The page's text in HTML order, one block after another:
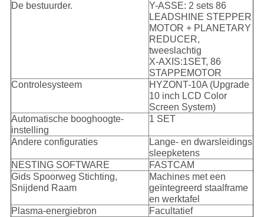
De bestuurder.
Y-ASSE: 2 sets 86
LEADSHINE STEPPER
MOTOR + PLANETARY
REDUCER,
tweeslachtig
X-AXIS:1SET, 86
STAPPEMOTOR
Controlesysteem
HYZONT-10A (Upgrade
10 inch LCD Color
Screen System)
Automatische booghoogte-
instelling
1 SET
Andere configuraties
Lange- en dwarsleidings
sleepketens
NESTING SOFTWARE
FASTCAM
Gids Spoorweg Stichting,
Snijdend Raam
Machines met een
geïntegreerd staalframe
en werktafel
Plasma-energiebron
Facultatief